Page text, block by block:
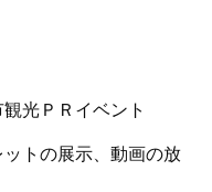
光ＰＲイベント
トの展示、動画の放